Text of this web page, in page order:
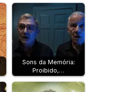
Sons da Memória:
Proibido,…